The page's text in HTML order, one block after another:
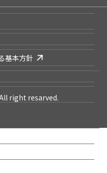
基本方針
right resarved.